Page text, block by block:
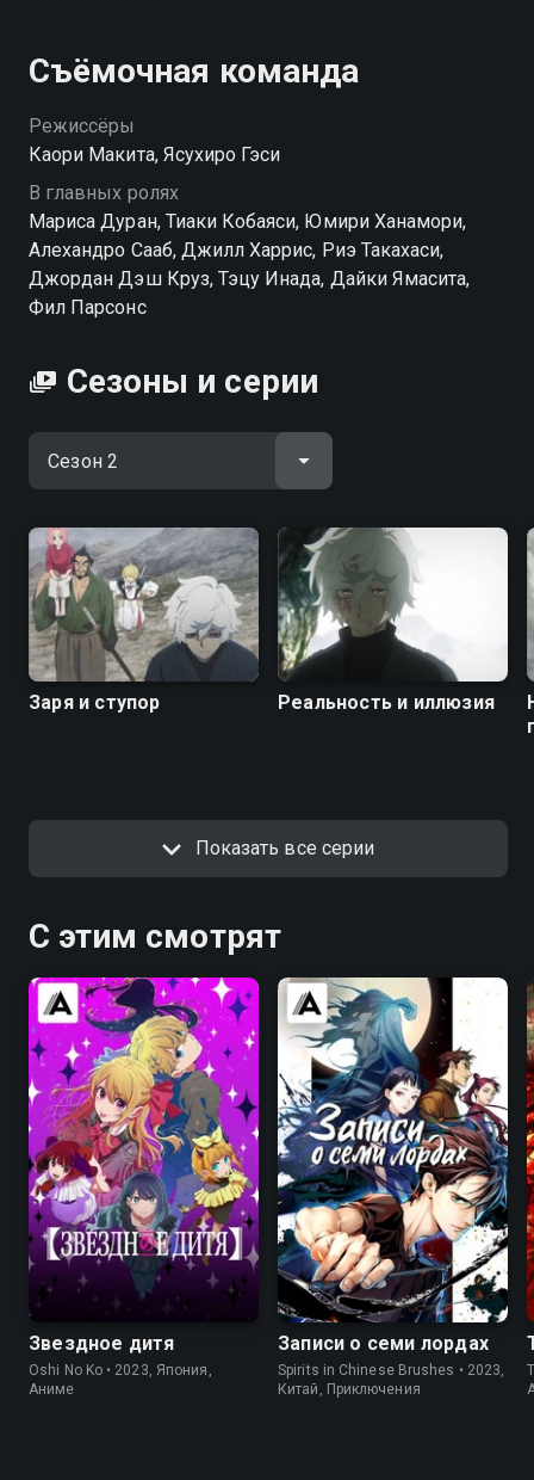
Съёмочная команда
Режиссёры
Каори Макита, Ясухиро Гэси
В главных ролях
Мариса Дуран, Тиаки Кобаяси, Юмири Ханамори,
Алехандро Сааб, Джилл Харрис, Риэ Такахаси,
Джордан Дэш Круз, Тэцу Инада, Дайки Ямасита,
Фил Парсонс
Сезоны и серии
Заря и ступор Реальность и иллюзия
Показать все серии
С этим смотрят
8.5
Звездное дитя
Oshi No Ko • 2023, Япония,
Аниме
7.9 7.3
Записи о семи лордах
Spirits in Chinese Brushes • 2023,
Китай, Приключения